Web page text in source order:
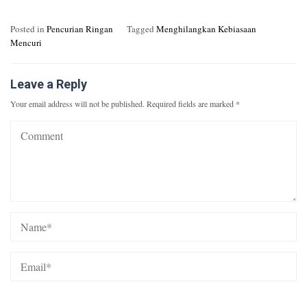
Posted in Pencurian Ringan Tagged Menghilangkan Kebiasaan
Mencuri
Leave a Reply
Your email address will not be published. Required fields are marked *